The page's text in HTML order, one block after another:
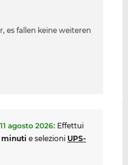
es fallen keine weiteren
11 agosto 2026: Effettui
minuti e selezioni UPS-